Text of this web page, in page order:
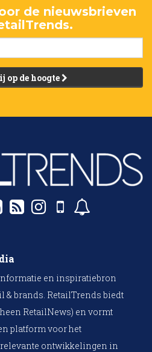
de nieuwsbrieven
op de hoogte
en inspiratiebron
brands. RetailTrends biedt
RetailNews) en vormt
platform voor het
ontwikkelingen in